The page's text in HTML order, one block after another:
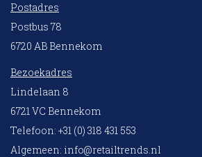
Postadres
Postbus 78
6720 AB Bennekom
Bezoekadres
Lindelaan 8
6721 VC Bennekom
Telefoon: +31 (0) 318 431 553
Algemeen: info@retailtrends.nl